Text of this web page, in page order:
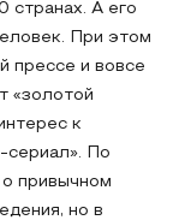
странах. А его
При этом
прессе и вовсе
«золотой
к
сериал». По
о привычном
но в